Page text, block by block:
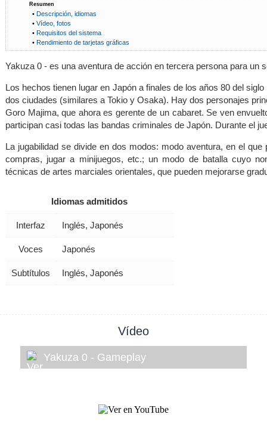
Resumen
• Descripción, idiomas
• Vídeo, fotos
• Requisitos del sistema
• Rendimiento de tarjetas gráficas
Yakuza 0 - es una aventura de acción en tercera persona para un
Los hechos tienen lugar en Japón a finales de los años 80 del
dos ciudades (similares a Tokio y Osaka). Hay dos personajes
Goro Majima, que ahora es gerente de un cabaret. Se ven
participan casi todas las bandas criminales de Japón. Durante el
La jugabilidad se divide en dos modos: modo aventura, en el
compras, jugar a minijuegos, etc.; un modo de batalla cuyo
técnicas de artes marciales orientales, que pueden mejorarse
Idiomas admitidos
Interfaz Inglés, Japonés
Voces Japonés
Subtítulos Inglés, Japonés
Vídeo
Yakuza 0 - Gameplay